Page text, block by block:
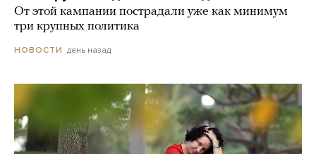
От этой кампании пострадали уже как минимум
три крупных политика
НОВОСТИ день назад